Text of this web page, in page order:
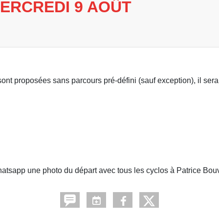
9 AOÛT
proposées sans parcours pré-défini (sauf exception), il
une photo du départ avec tous les cyclos à Patrice